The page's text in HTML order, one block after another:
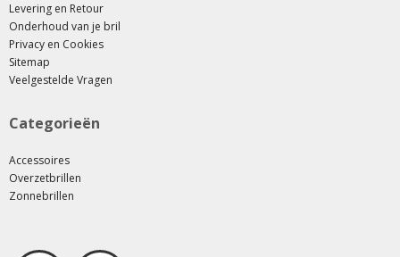
Levering en Retour
Onderhoud van je bril
Privacy en Cookies
Sitemap
Veelgestelde Vragen
Categorieën
Accessoires
Overzetbrillen
Zonnebrillen